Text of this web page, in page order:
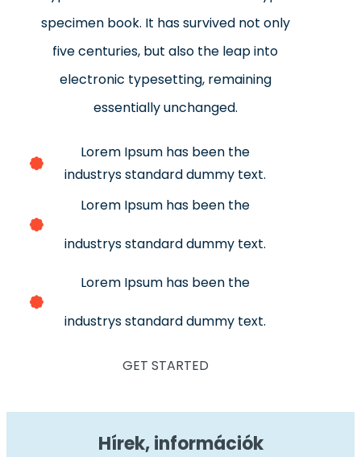
specimen book. It has survived not only
five centuries, but also the leap into
electronic typesetting, remaining
essentially unchanged.
Lorem Ipsum has been the
industrys standard dummy text.
Lorem Ipsum has been the
industrys standard dummy text.
Lorem Ipsum has been the
industrys standard dummy text.
GET STARTED
Hírek, információk